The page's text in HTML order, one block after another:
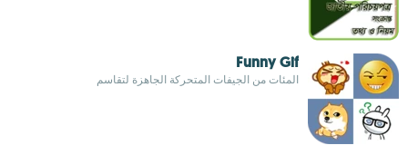
Funny Gif
المئات من الجيفات المتحركة الجاهزة لتقاسم